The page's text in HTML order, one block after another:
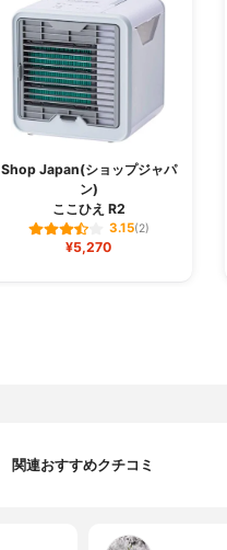
Shop Japan(ショップジャパ
ン)
ここひえ R2
3.15(2)
¥5,270
関連おすすめクチコミ